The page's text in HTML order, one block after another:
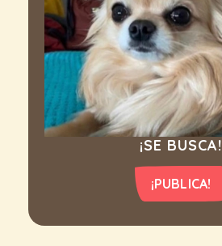
¡SE BUSCA!
¡PUBLICA!